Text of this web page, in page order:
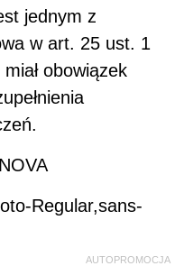
jednym z
w art. 25 ust. 1
obowiązek
Regular,sans-
AUTOPROMOCJA